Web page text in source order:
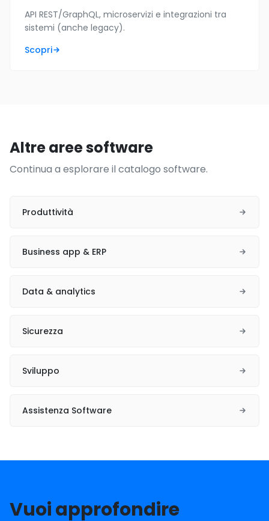
API REST/GraphQL, microservizi e integrazioni tra
sistemi (anche legacy).
Scopri
Altre aree software
Continua a esplorare il catalogo software.
Produttività
Business app & ERP
Data & analytics
Sicurezza
Sviluppo
Assistenza Software
Vuoi approfondire